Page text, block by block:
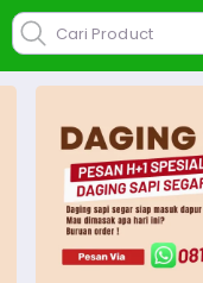
Cari Product